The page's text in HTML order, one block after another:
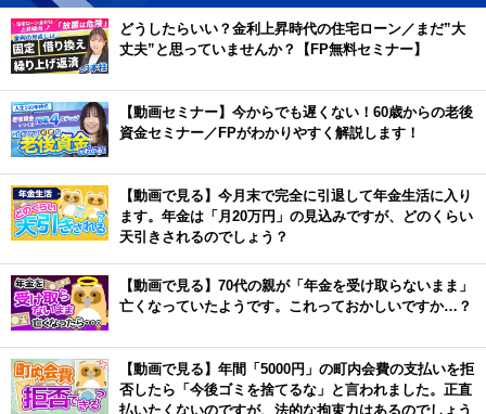
どうしたらいい？金利上昇時代の住宅ローン／まだ”大
丈夫”と思っていませんか？【FP無料セミナー】
【動画セミナー】今からでも遅くない！60歳からの老後
資金セミナー／FPがわかりやすく解説します！
【動画で見る】今月末で完全に引退して年金生活に入り
ます。年金は「月20万円」の見込みですが、どのくらい
天引きされるのでしょう？
【動画で見る】70代の親が「年金を受け取らないまま」
亡くなっていたようです。これっておかしいですか…？
【動画で見る】年間「5000円」の町内会費の支払いを拒
否したら「今後ゴミを捨てるな」と言われました。正直
払いたくないのですが、法的な拘束力はあるのでしょう